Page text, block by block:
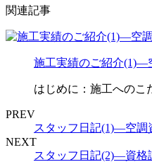
関連記事
施工実績のご紹介(1)—
はじめに：施工への
PREV
スタッフ日記(1)—空調
NEXT
スタッフ日記(2)—資格